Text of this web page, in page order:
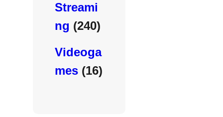
Streami
ng (240)
Videoga
mes (16)